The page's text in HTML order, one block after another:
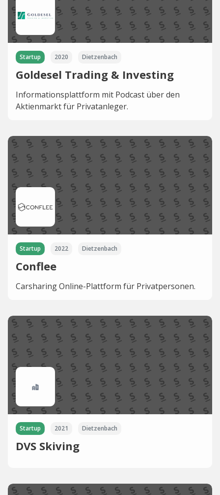
Startup 2020 Dietzenbach
Goldesel Trading & Investing
Informationsplattform mit Podcast über den
Aktienmarkt für Privatanleger.
Startup 2022 Dietzenbach
Conflee
Carsharing Online-Plattform für Privatpersonen.
Startup 2021 Dietzenbach
DVS Skiving